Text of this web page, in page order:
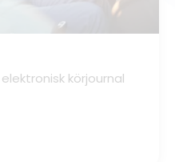
körjournal